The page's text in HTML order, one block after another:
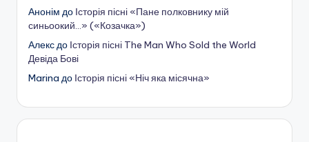
Анонім до Історія пісні «Пане полковнику мій
синьоокий…» («Козачка»)
Алексдо Історія пісні The Man Who Sold the World
Девіда Бові
Marina до Історія пісні «Ніч яка місячна»